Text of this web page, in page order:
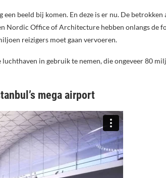
een beeld bij komen. En deze is er nu. De
Office of Architecture hebben onlangs de
reizigers moet gaan vervoeren.
luchthaven in gebruik te nemen, die ongeveer 80
mega airport